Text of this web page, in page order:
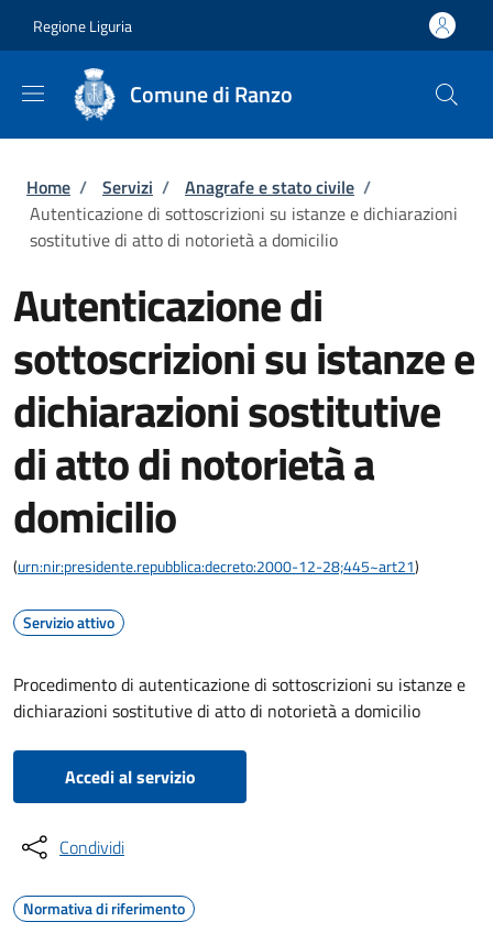
Regione Liguria
Comune di Ranzo
Briciole di pane
Home / Servizi / Anagrafe e stato civile /
Autenticazione di sottoscrizioni su istanze e dichiarazioni
sostitutive di atto di notorietà a domicilio
Autenticazione di
sottoscrizioni su istanze e
dichiarazioni sostitutive
di atto di notorietà a
domicilio
(urn:nir:presidente.repubblica:decreto:2000-12-28;445~art21)
Servizio attivo
Procedimento di autenticazione di sottoscrizioni su istanze e
dichiarazioni sostitutive di atto di notorietà a domicilio
Accedi al servizio
Condividi
Normativa di riferimento